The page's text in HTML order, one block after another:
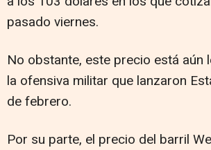
pasado viernes.
No obstante, este precio está
la ofensiva militar que lanzaron
de febrero.
Por su parte, el precio del barril